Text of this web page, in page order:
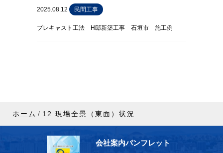
2025.08.12 民間工事
プレキャスト工法 H邸新築工事 石垣市 施工例
ホーム 12 現場全景（東面）状況
会社案内パンフレット